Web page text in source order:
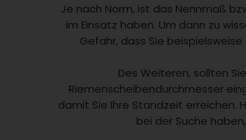
Je nach Norm, ist das Nennmaß
im Einsatz haben. Um dann zu
Gefahr, dass Sie
Des Weiteren, sollten
Riemenscheibendurchmesser
damit Sie Ihre Standzeit erreichen.
bei der Suche